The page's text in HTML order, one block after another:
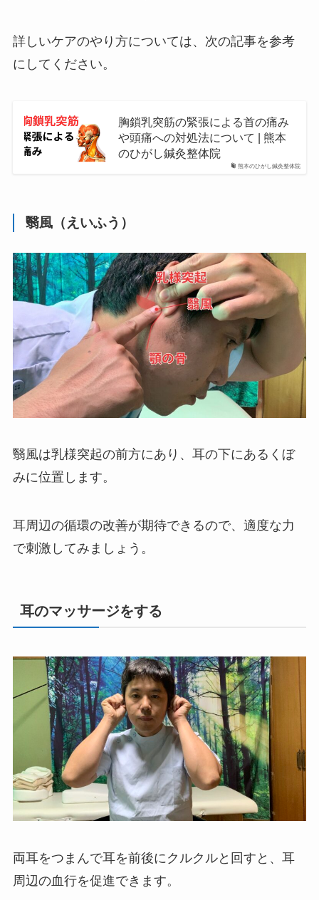
詳しいケアのやり方については、次の記事を参考
にしてください。
熊本のひがし鍼灸整体院
胸鎖乳突筋の緊張による首の痛み
や頭痛への対処法について | 熊本
のひがし鍼灸整体院
翳風（えいふう）
翳風は乳様突起の前方にあり、耳の下にあるくぼ
みに位置します。
耳周辺の循環の改善が期待できるので、適度な力
で刺激してみましょう。
耳のマッサージをする
両耳をつまんで耳を前後にクルクルと回すと、耳
周辺の血行を促進できます。